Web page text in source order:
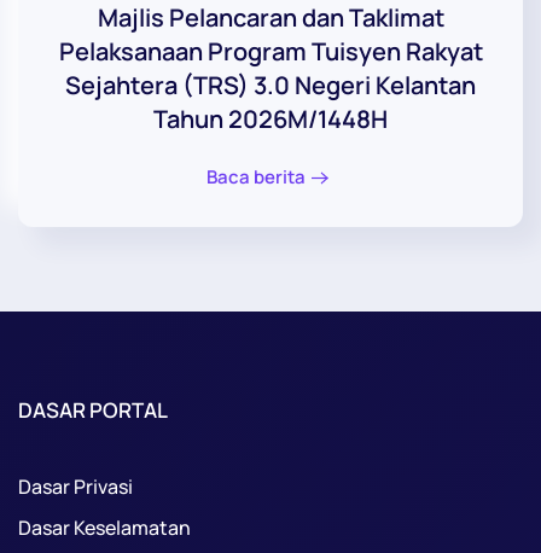
Majlis Pelancaran dan Taklimat
Pelaksanaan Program Tuisyen Rakyat
Sejahtera (TRS) 3.0 Negeri Kelantan
Tahun 2026M/1448H
Baca berita
DASAR PORTAL
Dasar Privasi
Dasar Keselamatan